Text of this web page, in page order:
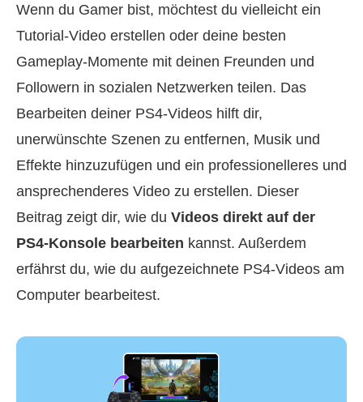
Wenn du Gamer bist, möchtest du vielleicht ein
Tutorial‑Video erstellen oder deine besten
Gameplay‑Momente mit deinen Freunden und
Followern in sozialen Netzwerken teilen. Das
Bearbeiten deiner PS4‑Videos hilft dir,
unerwünschte Szenen zu entfernen, Musik und
Effekte hinzuzufügen und ein professionelleres und
ansprechenderes Video zu erstellen. Dieser
Beitrag zeigt dir, wie du Videos direkt auf der
PS4‑Konsole bearbeiten kannst. Außerdem
erfährst du, wie du aufgezeichnete PS4‑Videos am
Computer bearbeitest.